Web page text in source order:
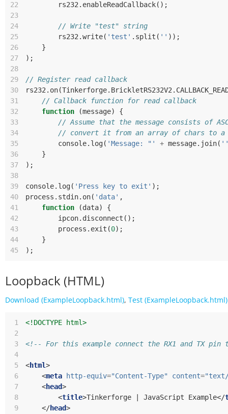
22
rs232 . enableReadCallback();
23
24
// Write "test" string
25
rs232 .write( 'test' . split ( '' ));
26
}
27
);
28
29
// Register read callback
30
rs232 . on(Tinkerforge. BrickletRS232V2 .
31
// Callback function for read callback
32
function (message)
{
33
// Assume that the message consists of
34
// convert it from an array of chars to
35
console. log( 'Message: "' + message. join(
36
}
37
);
38
39
console. log( 'Press key to exit' );
40
process . stdin. on( 'data' ,
41
function (data)
{
42
ipcon. disconnect ();
43
process . exit (0);
44
}
45
);
Loopback (HTML)
Download (ExampleLoopback.html), Test (ExampleLoopback.html)
1
<!DOCTYPE html>
2
3
<!-- For this example connect the RX1 and TX pin
4
5
<html>
6
<meta http-equiv="Content-Type" content=
7
<head>
8
<title>Tinkerforge | JavaScript Example</
9
</head>